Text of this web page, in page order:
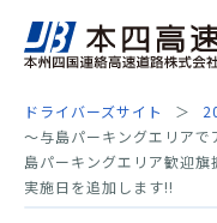
ドライバーズサイト
～与島パーキングエリア
島パーキングエリア歓迎
実施日を追加します!!